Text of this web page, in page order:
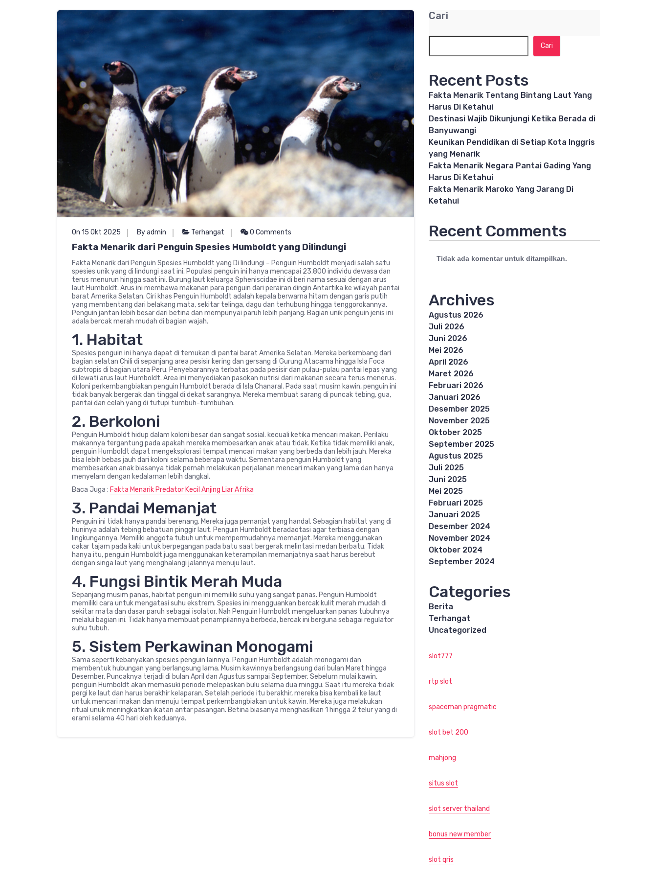
On 15 Okt 2025 By admin Terhangat 0 Comments
Fakta Menarik dari Penguin Spesies Humboldt yang Dilindungi
Fakta Menarik dari Penguin Spesies Humboldt yang Di lindungi – Penguin Humboldt menjadi salah satu
spesies unik yang di lindungi saat ini. Populasi penguin ini hanya mencapai 23.800 individu dewasa dan
terus menurun hingga saat ini. Burung laut keluarga Spheniscidae ini di beri nama sesuai dengan arus
laut Humboldt. Arus ini membawa makanan para penguin dari perairan dingin Antartika ke wilayah pantai
barat Amerika Selatan. Ciri khas Penguin Humboldt adalah kepala berwarna hitam dengan garis putih
yang membentang dari belakang mata, sekitar telinga, dagu dan terhubung hingga tenggorokannya.
Penguin jantan lebih besar dari betina dan mempunyai paruh lebih panjang. Bagian unik penguin jenis ini
adala bercak merah mudah di bagian wajah.
1. Habitat
Spesies penguin ini hanya dapat di temukan di pantai barat Amerika Selatan. Mereka berkembang dari
bagian selatan Chili di sepanjang area pesisir kering dan gersang di Gurung Atacama hingga Isla Foca
subtropis di bagian utara Peru. Penyebarannya terbatas pada pesisir dan pulau-pulau pantai lepas yang
di lewati arus laut Humboldt. Area ini menyediakan pasokan nutrisi dari makanan secara terus menerus.
Koloni perkembangbiakan penguin Humboldt berada di Isla Chanaral. Pada saat musim kawin, penguin ini
tidak banyak bergerak dan tinggal di dekat sarangnya. Mereka membuat sarang di puncak tebing, gua,
pantai dan celah yang di tutupi tumbuh-tumbuhan.
2. Berkoloni
Penguin Humboldt hidup dalam koloni besar dan sangat sosial. kecuali ketika mencari makan. Perilaku
makannya tergantung pada apakah mereka membesarkan anak atau tidak. Ketika tidak memiliki anak,
penguin Humboldt dapat mengeksplorasi tempat mencari makan yang berbeda dan lebih jauh. Mereka
bisa lebih bebas jauh dari koloni selama beberapa waktu. Sementara penguin Humboldt yang
membesarkan anak biasanya tidak pernah melakukan perjalanan mencari makan yang lama dan hanya
menyelam dengan kedalaman lebih dangkal.
Baca Juga : Fakta Menarik Predator Kecil Anjing Liar Afrika
3. Pandai Memanjat
Penguin ini tidak hanya pandai berenang. Mereka juga pemanjat yang handal. Sebagian habitat yang di
huninya adalah tebing bebatuan pinggir laut. Penguin Humboldt beradaotasi agar terbiasa dengan
lingkungannya. Memiliki anggota tubuh untuk mempermudahnya memanjat. Mereka menggunakan
cakar tajam pada kaki untuk berpegangan pada batu saat bergerak melintasi medan berbatu. Tidak
hanya itu, penguin Humboldt juga menggunakan keterampilan memanjatnya saat harus berebut
dengan singa laut yang menghalangi jalannya menuju laut.
4. Fungsi Bintik Merah Muda
Sepanjang musim panas, habitat penguin ini memiliki suhu yang sangat panas. Penguin Humboldt
memiliki cara untuk mengatasi suhu ekstrem. Spesies ini mengguankan bercak kulit merah mudah di
sekitar mata dan dasar paruh sebagai isolator. Nah Penguin Humboldt mengeluarkan panas tubuhnya
melalui bagian ini. Tidak hanya membuat penampilannya berbeda, bercak ini berguna sebagai regulator
suhu tubuh.
5. Sistem Perkawinan Monogami
Sama seperti kebanyakan spesies penguin lainnya. Penguin Humboldt adalah monogami dan
membentuk hubungan yang berlangsung lama. Musim kawinnya berlangsung dari bulan Maret hingga
Desember. Puncaknya terjadi di bulan April dan Agustus sampai September. Sebelum mulai kawin,
penguin Humboldt akan memasuki periode melepaskan bulu selama dua minggu. Saat itu mereka tidak
pergi ke laut dan harus berakhir kelaparan. Setelah periode itu berakhir, mereka bisa kembali ke laut
untuk mencari makan dan menuju tempat perkembangbiakan untuk kawin. Mereka juga melakukan
ritual unuk meningkatkan ikatan antar pasangan. Betina biasanya menghasilkan 1 hingga 2 telur yang di
erami selama 40 hari oleh keduanya.
Cari
Cari
Recent Posts
Fakta Menarik Tentang Bintang Laut Yang
Harus Di Ketahui
Destinasi Wajib Dikunjungi Ketika Berada di
Banyuwangi
Keunikan Pendidikan di Setiap Kota Inggris
yang Menarik
Fakta Menarik Negara Pantai Gading Yang
Harus Di Ketahui
Fakta Menarik Maroko Yang Jarang Di
Ketahui
Recent Comments
Tidak ada komentar untuk ditampilkan.
Archives
Agustus 2026
Juli 2026
Juni 2026
Mei 2026
April 2026
Maret 2026
Februari 2026
Januari 2026
Desember 2025
November 2025
Oktober 2025
September 2025
Agustus 2025
Juli 2025
Juni 2025
Mei 2025
Februari 2025
Januari 2025
Desember 2024
November 2024
Oktober 2024
September 2024
Categories
Berita
Terhangat
Uncategorized
slot777
rtp slot
spaceman pragmatic
slot bet 200
mahjong
situs slot
slot server thailand
bonus new member
slot qris